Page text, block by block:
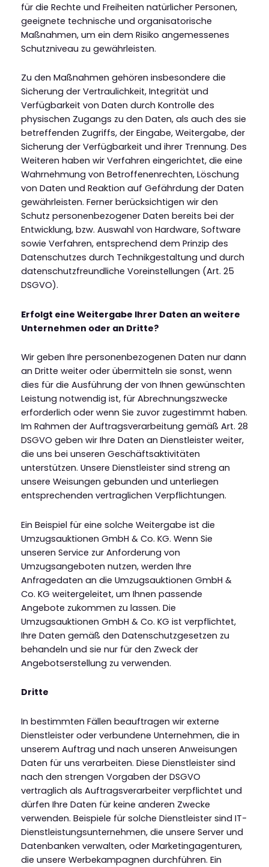
für die Rechte und Freiheiten natürlicher Personen,
geeignete technische und organisatorische
Maßnahmen, um ein dem Risiko angemessenes
Schutzniveau zu gewährleisten.
Zu den Maßnahmen gehören insbesondere die
Sicherung der Vertraulichkeit, Integrität und
Verfügbarkeit von Daten durch Kontrolle des
physischen Zugangs zu den Daten, als auch des sie
betreffenden Zugriffs, der Eingabe, Weitergabe, der
Sicherung der Verfügbarkeit und ihrer Trennung. Des
Weiteren haben wir Verfahren eingerichtet, die eine
Wahrnehmung von Betroffenenrechten, Löschung
von Daten und Reaktion auf Gefährdung der Daten
gewährleisten. Ferner berücksichtigen wir den
Schutz personenbezogener Daten bereits bei der
Entwicklung, bzw. Auswahl von Hardware, Software
sowie Verfahren, entsprechend dem Prinzip des
Datenschutzes durch Technikgestaltung und durch
datenschutzfreundliche Voreinstellungen (Art. 25
DSGVO).
Erfolgt eine Weitergabe Ihrer Daten an weitere
Unternehmen oder an Dritte?
Wir geben Ihre personenbezogenen Daten nur dann
an Dritte weiter oder übermitteln sie sonst, wenn
dies für die Ausführung der von Ihnen gewünschten
Leistung notwendig ist, für Abrechnungszwecke
erforderlich oder wenn Sie zuvor zugestimmt haben.
Im Rahmen der Auftragsverarbeitung gemäß Art. 28
DSGVO geben wir Ihre Daten an Dienstleister weiter,
die uns bei unseren Geschäftsaktivitäten
unterstützen. Unsere Dienstleister sind streng an
unsere Weisungen gebunden und unterliegen
entsprechenden vertraglichen Verpflichtungen.
Ein Beispiel für eine solche Weitergabe ist die
Umzugsauktionen GmbH & Co. KG. Wenn Sie
unseren Service zur Anforderung von
Umzugsangeboten nutzen, werden Ihre
Anfragedaten an die Umzugsauktionen GmbH &
Co. KG weitergeleitet, um Ihnen passende
Angebote zukommen zu lassen. Die
Umzugsauktionen GmbH & Co. KG ist verpflichtet,
Ihre Daten gemäß den Datenschutzgesetzen zu
behandeln und sie nur für den Zweck der
Angebotserstellung zu verwenden.
Dritte
In bestimmten Fällen beauftragen wir externe
Dienstleister oder verbundene Unternehmen, die in
unserem Auftrag und nach unseren Anweisungen
Daten für uns verarbeiten. Diese Dienstleister sind
nach den strengen Vorgaben der DSGVO
vertraglich als Auftragsverarbeiter verpflichtet und
dürfen Ihre Daten für keine anderen Zwecke
verwenden. Beispiele für solche Dienstleister sind IT-
Dienstleistungsunternehmen, die unsere Server und
Datenbanken verwalten, oder Marketingagenturen,
die unsere Werbekampagnen durchführen. Ein